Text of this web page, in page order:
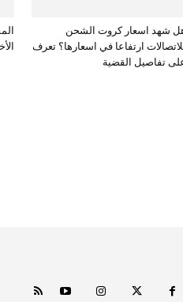
شهد اسعار كروت الشحن
ارتفاعا في اسعارها؟ تعرف
تفاصيل القضية